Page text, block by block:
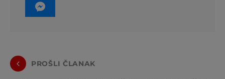
PROŠLI ČLANAK